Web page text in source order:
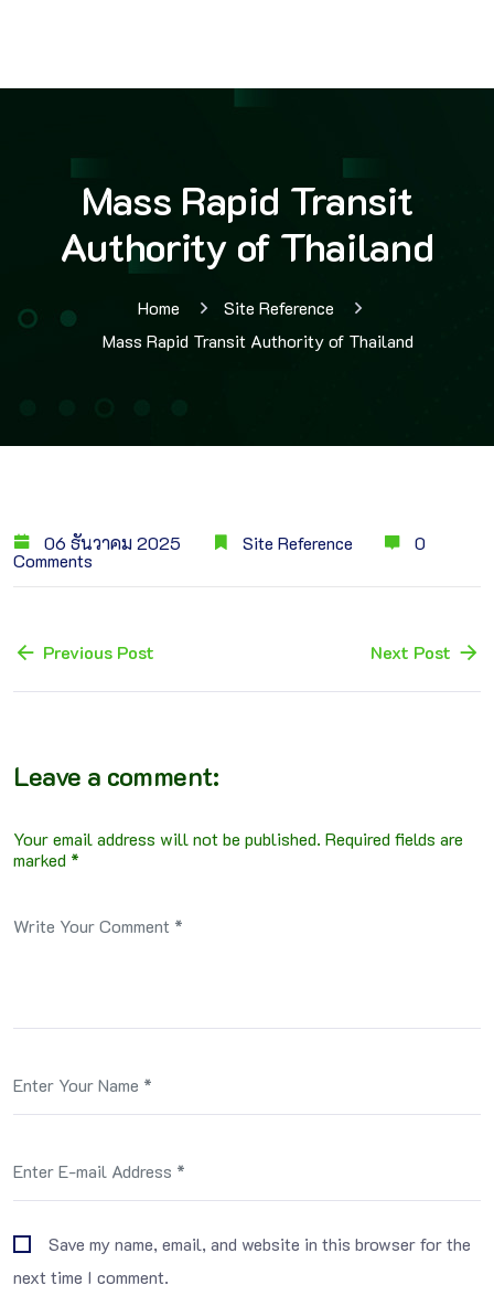
Mass Rapid Transit
Authority of Thailand
Home
Site Reference
Mass Rapid Transit Authority of Thailand
06 ธันวาคม 2025 Site Reference 0
Comments
Previous Post Next Post
Leave a comment:
Your email address will not be published. Required fields are
marked *
Save my name, email, and website in this browser for the
next time I comment.